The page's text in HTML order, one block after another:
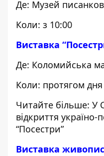
Де: Музей
Коли: з 10:00
Виставка
Де: Коломийська
Коли: протягом дня
Читайте більше: У
відкриття
“Посестри”
Виставка